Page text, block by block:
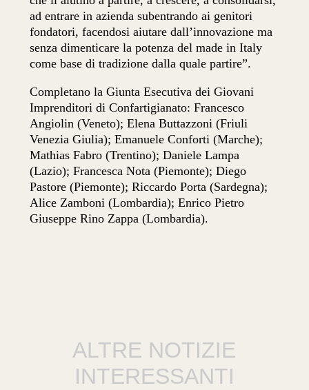
ad entrare in azienda subentrando ai genitori
fondatori, facendosi aiutare dall’innovazione ma
senza dimenticare la potenza del made in Italy
come base di tradizione dalla quale partire”.
Completano la Giunta Esecutiva dei Giovani
Imprenditori di Confartigianato: Francesco
Angiolin (Veneto); Elena Buttazzoni (Friuli
Venezia Giulia); Emanuele Conforti (Marche);
Mathias Fabro (Trentino); Daniele Lampa
(Lazio); Francesca Nota (Piemonte); Diego
Pastore (Piemonte); Riccardo Porta (Sardegna);
Alice Zamboni (Lombardia); Enrico Pietro
Giuseppe Rino Zappa (Lombardia).
ALTRE NOTIZIE
INTERESSANTI